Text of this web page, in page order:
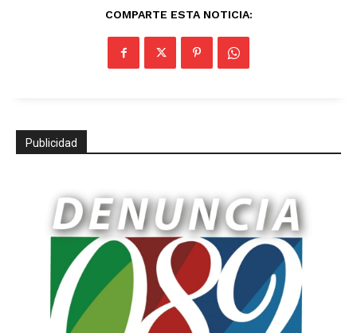
COMPARTE ESTA NOTICIA:
Publicidad